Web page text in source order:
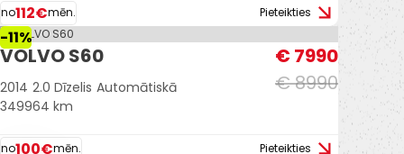
no112€mēn. Pieteikties
-11%
VOLVO S60
€ 8990
€ 7990
2014 2.0 Dīzelis Automātiskā
349964 km
no100€mēn. Pieteikties